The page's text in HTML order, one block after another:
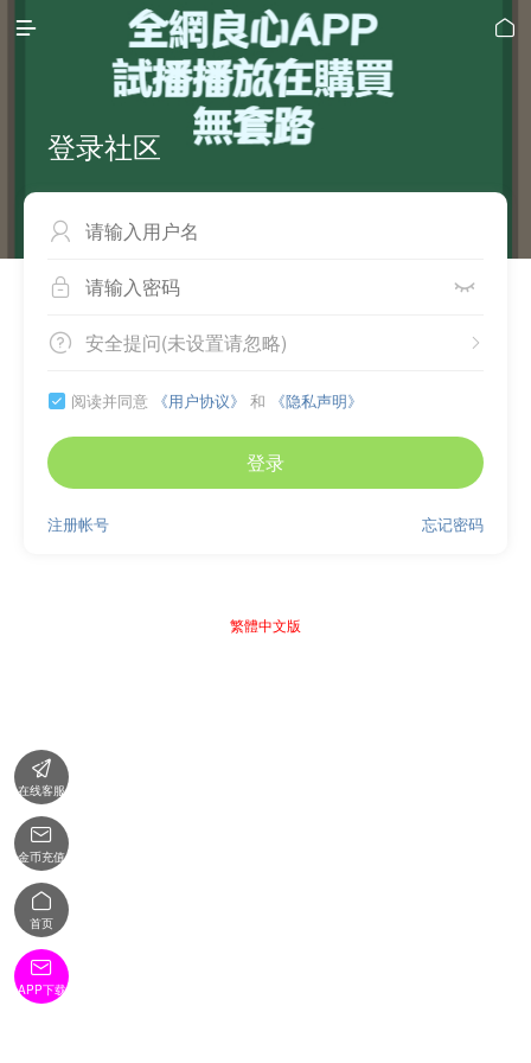
 
登录社区

 
 
安全提问(未设置请忽略)
 阅读并同意 《用户协议》 和 《隐私声明》
登录
忘记密码
注册帐号
繁體中文版

在线客服

金币充值

首页

APP下载